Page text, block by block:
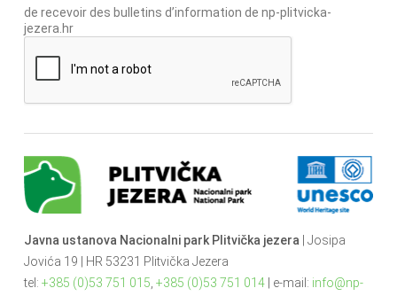
de recevoir des bulletins d’information de np-plitvicka-
jezera.hr
Javna ustanova Nacionalni park Plitvička jezera | Josipa
Jovića 19 | HR 53231 Plitvička Jezera
tel: +385 (0)53 751 015 +385 (0)53 751 014| e-mail: info@np-